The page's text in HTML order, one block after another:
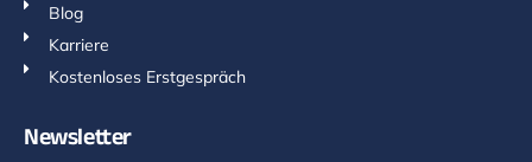
Blog
Karriere
Kostenloses Erstgespräch
Newsletter